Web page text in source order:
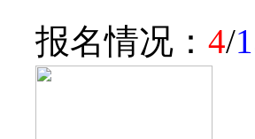
报名情况： 4/